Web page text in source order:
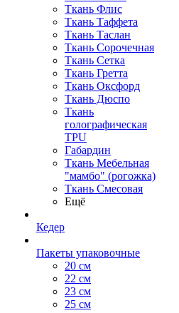
Ткань Флис
Ткань Таффета
Ткань Таслан
Ткань Сорочечная
Ткань Сетка
Ткань Гретта
Ткань Оксфорд
Ткань Дюспо
Ткань
голографическая
TPU
Габардин
Ткань Мебельная
"мамбо" (рогожка)
Ткань Смесовая
Ещё
Кедер
Пакеты упаковочные
20 см
22 см
23 см
25 см